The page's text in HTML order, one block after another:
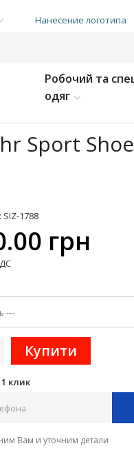
Нанесение логотипа
Робочий та
одяг
Sport
1788
грн
клик
Вам и уточним детали